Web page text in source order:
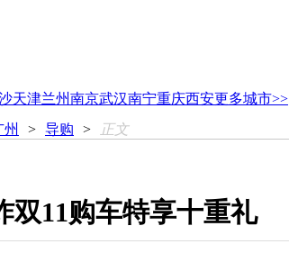
天津兰州南京武汉南宁重庆西安更多城市>>
州 > 导购 > 正文
双11购车特享十重礼